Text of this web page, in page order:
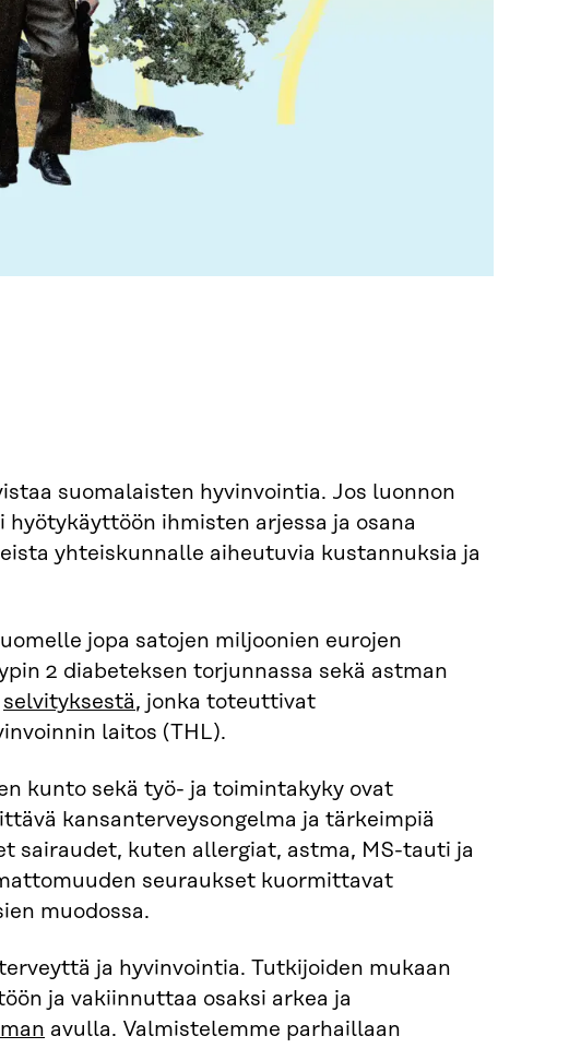
suomalaisten hyvinvointia. Jos luonnon
ihmisten arjessa ja osana
yhteiskunnalle aiheutuvia kustannuksia ja
jopa satojen miljoonien eurojen
2 diabeteksen torjunnassa sekä astman
selvityksestä, jonka toteuttivat
laitos (THL).
kunto sekä työ- ja toimintakyky ovat
kansanterveysongelma ja tärkeimpiä
sairaudet, kuten allergiat, astma, MS-tauti ja
seuraukset kuormittavat
muodossa.
ja hyvinvointia. Tutkijoiden mukaan
ja vakiinnuttaa osaksi arkea ja
avulla. Valmistelemme parhaillaan